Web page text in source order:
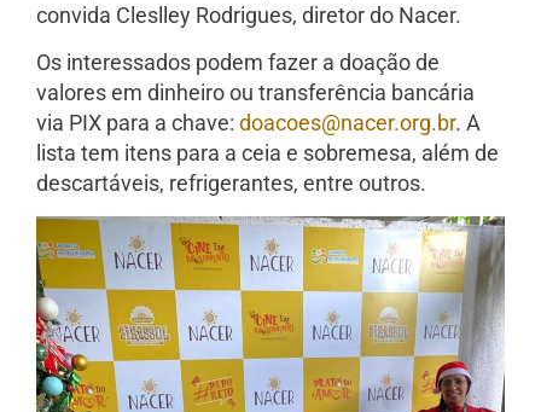
convida Cleslley Rodrigues, diretor do Nacer.
Os interessados podem fazer a doação de
valores em dinheiro ou transferência bancária
via PIX para a chave: doacoes@nacer.org.br. A
lista tem itens para a ceia e sobremesa, além de
descartáveis, refrigerantes, entre outros.